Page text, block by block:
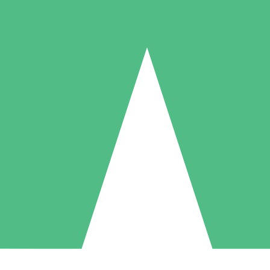
Individuelle Credit-Pakete
nach Bedarf mit Download-Credits. Keine monatliche Verpflichtung